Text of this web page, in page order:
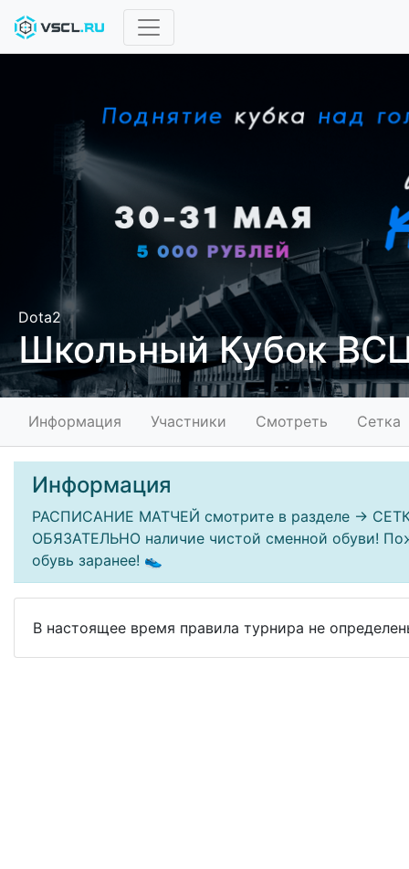
Dota2
Школьный Кубок
Информация Участники Смотреть Сетка
Информация
РАСПИСАНИЕ МАТЧЕЙ смотрите в разделе ->
ОБЯЗАТЕЛЬНО наличие чистой сменной обуви!
обувь заранее! 👟
В настоящее время правила турнира не